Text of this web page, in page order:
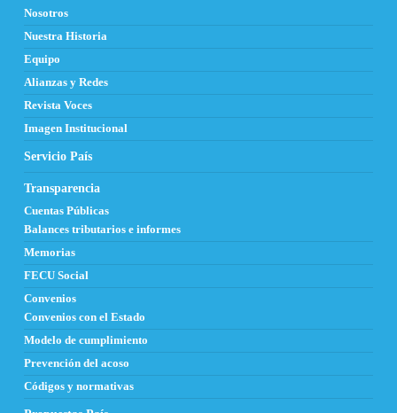
Nosotros
Nuestra Historia
Equipo
Alianzas y Redes
Revista Voces
Imagen Institucional
Servicio País
Transparencia
Cuentas Públicas
Balances tributarios e informes
Memorias
FECU Social
Convenios
Convenios con el Estado
Modelo de cumplimiento
Prevención del acoso
Códigos y normativas